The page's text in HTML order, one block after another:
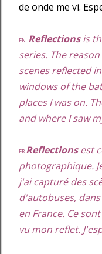
de onde me vi.
EN Reflectionsis
series. The
scenes reflected
windows of the
places I was on.
and where I saw
FR Reflectionsest
photographique.
j'ai capturé des
d'autobuses,
en France. Ce
vu mon reflet.